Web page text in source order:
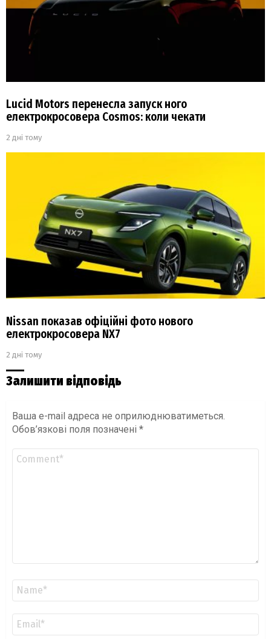
Lucid Motors перенесла запуск ного
електрокросовера Cosmos: коли чекати
2 дні тому
Nissan показав офіційні фото нового
електрокросовера NX7
2 дні тому
Залишити відповідь
Ваша e-mail адреса не оприлюднюватиметься.
Обов’язкові поля позначені *